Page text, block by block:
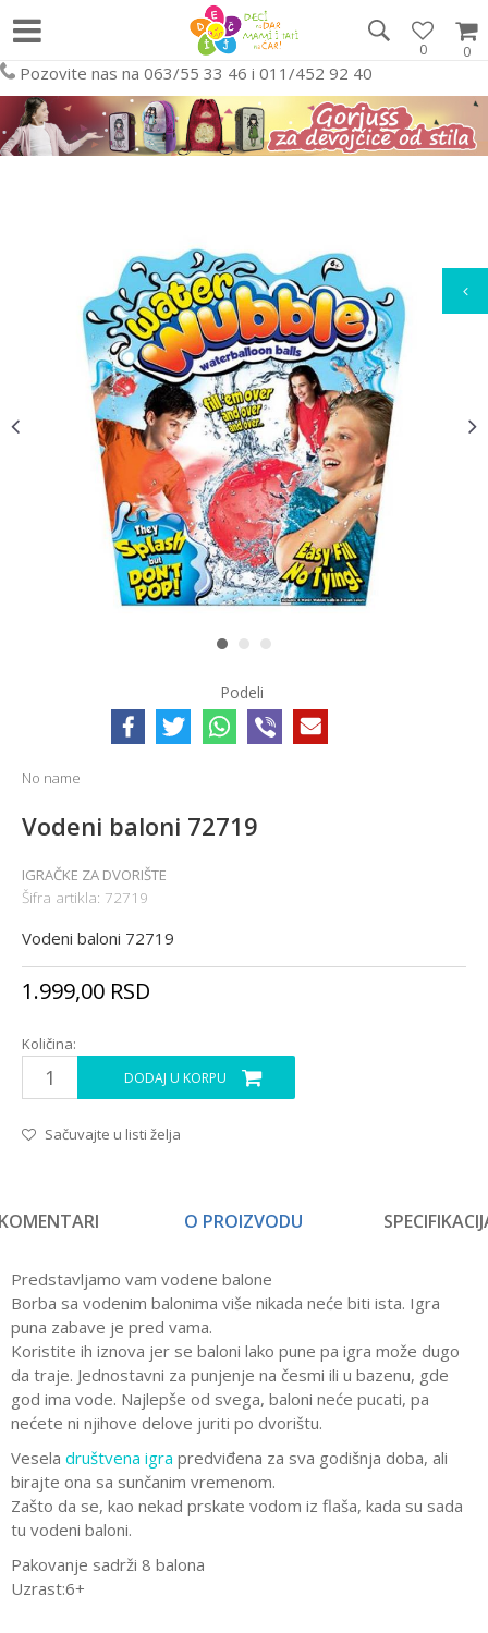
0
0
Pozovite nas na 063/55 33 46 i 011/452 92 40
1 2 3
Podeli
No name
Vodeni baloni 72719
IGRAČKE ZA DVORIŠTE
Šifra artikla: 72719
Vodeni baloni 72719
1.999,00 RSD
Količina:
DODAJ U KORPU
Sačuvajte u listi želja
O PROIZVODU
Predstavljamo vam vodene balone
Borba sa vodenim balonima više nikada neće biti ista. Igra
puna zabave je pred vama.
Koristite ih iznova jer se baloni lako pune pa igra može dugo
da traje. Jednostavni za punjenje na česmi ili u bazenu, gde
god ima vode. Najlepše od svega, baloni neće pucati, pa
nećete ni njihove delove juriti po dvorištu.
Vesela društvena igra predviđena za sva godišnja doba, ali
birajte ona sa sunčanim vremenom.
Zašto da se, kao nekad prskate vodom iz flaša, kada su sada
tu vodeni baloni.
Pakovanje sadrži 8 balona
Uzrast:6+